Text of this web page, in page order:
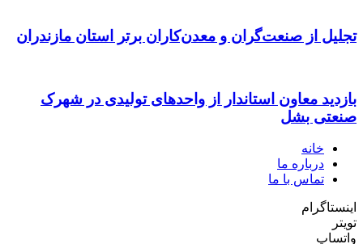
تجلیل از صنعت‌گران و معدن‌کاران برتر استان مازندران
بازدید معاون استاندار از واحدهای تولیدی در شهرک
صنعتی بشل
خانه
درباره ما
تماس با ما
اینستاگرام
تویتر
واتساپ